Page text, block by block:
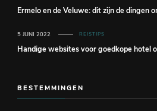
Ermelo en de Veluwe: dit zijn de dingen
REISTIPS
Handige websites voor goedkope hotel
5 JUNI 2022
BESTEMMINGEN